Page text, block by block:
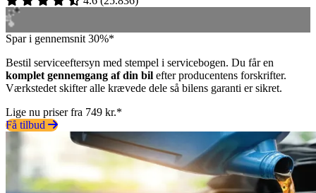
Spar i gennemsnit 30%*
Bestil serviceeftersyn med stempel i servicebogen. Du får en
komplet gennemgang af din bil efter producentens forskrifter.
Værkstedet skifter alle krævede dele så bilens garanti er sikret.
Lige nu priser fra 749 kr.*
Få tilbud